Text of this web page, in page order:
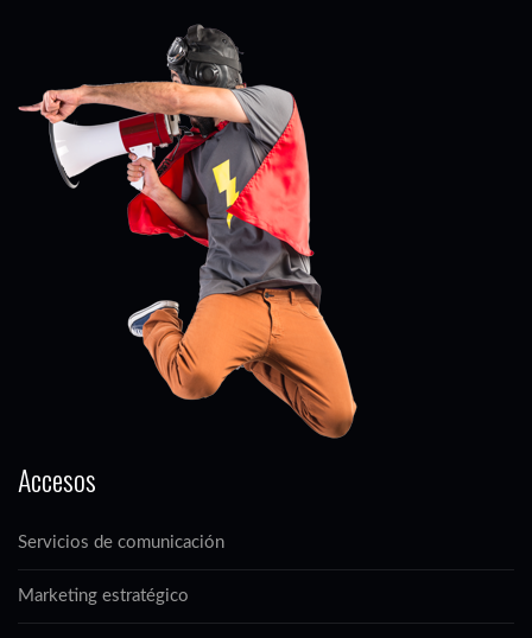
Accesos
Servicios de comunicación
Marketing estratégico